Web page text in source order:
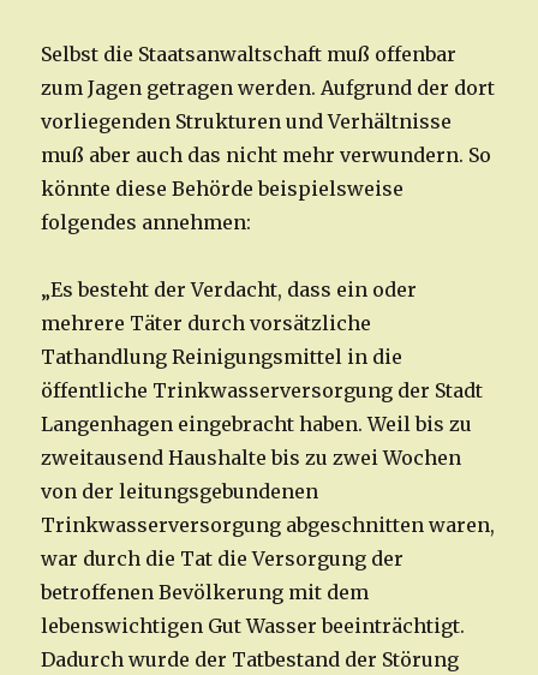
Selbst die Staatsanwaltschaft muß offenbar
zum Jagen getragen werden. Aufgrund der dort
vorliegenden Strukturen und Verhältnisse
muß aber auch das nicht mehr verwundern. So
könnte diese Behörde beispielsweise
folgendes annehmen:
„Es besteht der Verdacht, dass ein oder
mehrere Täter durch vorsätzliche
Tathandlung Reinigungsmittel in die
öffentliche Trinkwasserversorgung der Stadt
Langenhagen eingebracht haben. Weil bis zu
zweitausend Haushalte bis zu zwei Wochen
von der leitungsgebundenen
Trinkwasserversorgung abgeschnitten waren,
war durch die Tat die Versorgung der
betroffenen Bevölkerung mit dem
lebenswichtigen Gut Wasser beeinträchtigt.
Dadurch wurde der Tatbestand der Störung